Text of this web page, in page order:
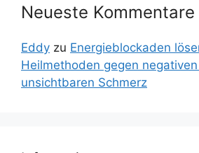
Neueste Kommentare
Eddy zu Energieblockaden
Heilmethoden gegen
unsichtbaren Schmerz